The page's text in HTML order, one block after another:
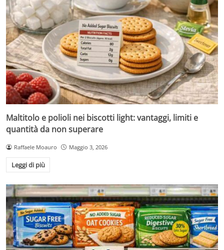
Maltitolo e polioli nei biscotti light: vantaggi, limiti e
quantità da non superare
Raffaele Moauro Maggio 3, 2026
Leggi di più